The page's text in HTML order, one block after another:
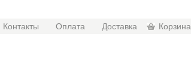
Контакты Оплата Доставка Корзина